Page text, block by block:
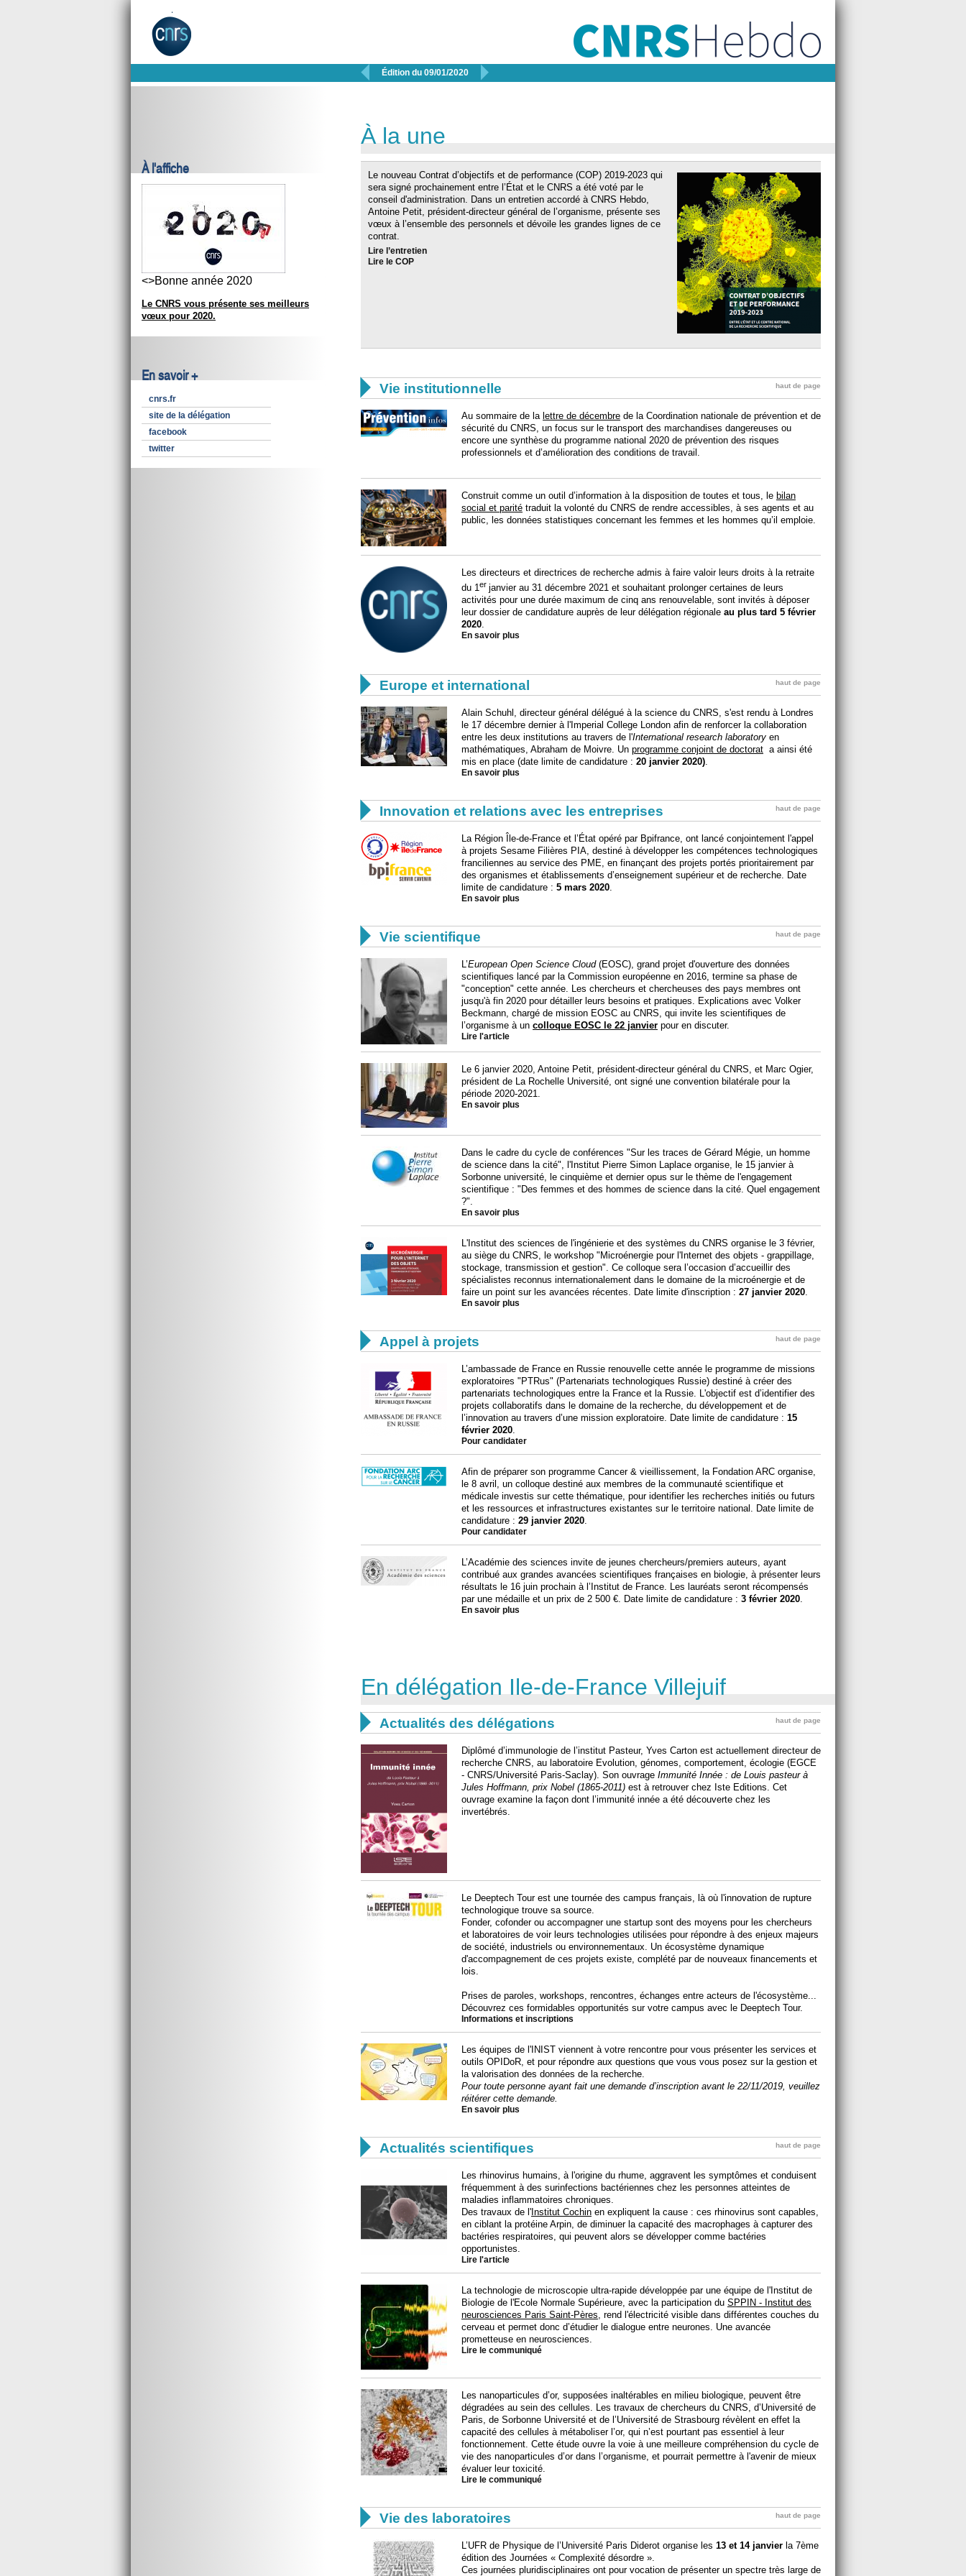
 Édition du 09/01/2020 
À l'affiche
<>Bonne année 2020
Le CNRS vous présente ses meilleurs
vœux pour 2020.
En savoir +
cnrs.fr
site de la délégation
facebook
twitter
À la une
Le nouveau Contrat d’objectifs et de performance (COP) 2019-2023 qui
sera signé prochainement entre l’État et le CNRS a été voté par le
conseil d'administration. Dans un entretien accordé à CNRS Hebdo,
Antoine Petit, président-directeur général de l’organisme, présente ses
vœux à l’ensemble des personnels et dévoile les grandes lignes de ce
contrat.
Lire l’entretien
Lire le COP
 Vie institutionnelle haut de page
Au sommaire de la lettre de décembre de la Coordination nationale de prévention et de
sécurité du CNRS, un focus sur le transport des marchandises dangereuses ou
encore une synthèse du programme national 2020 de prévention des risques
professionnels et d’amélioration des conditions de travail.
Construit comme un outil d’information à la disposition de toutes et tous, le bilan
social et parité traduit la volonté du CNRS de rendre accessibles, à ses agents et au
public, les données statistiques concernant les femmes et les hommes qu’il emploie.
Les directeurs et directrices de recherche admis à faire valoir leurs droits à la retraite
du 1er janvier au 31 décembre 2021 et souhaitant prolonger certaines de leurs
activités pour une durée maximum de cinq ans renouvelable, sont invités à déposer
leur dossier de candidature auprès de leur délégation régionale au plus tard 5 février
2020.
En savoir plus
 Europe et international haut de page
Alain Schuhl, directeur général délégué à la science du CNRS, s'est rendu à Londres
le 17 décembre dernier à l'Imperial College London afin de renforcer la collaboration
entre les deux institutions au travers de l'International research laboratory en
mathématiques, Abraham de Moivre. Un programme conjoint de doctorat a ainsi été
mis en place (date limite de candidature : 20 janvier 2020).
En savoir plus
 Innovation et relations avec les entreprises haut de page
La Région Île-de-France et l’État opéré par Bpifrance, ont lancé conjointement l'appel
à projets Sesame Filières PIA, destiné à développer les compétences technologiques
franciliennes au service des PME, en finançant des projets portés prioritairement par
des organismes et établissements d’enseignement supérieur et de recherche. Date
limite de candidature : 5 mars 2020.
En savoir plus
 Vie scientifique haut de page
L’European Open Science Cloud(EOSC), grand projet d'ouverture des données
scientifiques lancé par la Commission européenne en 2016, termine sa phase de
"conception" cette année. Les chercheurs et chercheuses des pays membres ont
jusqu'à fin 2020 pour détailler leurs besoins et pratiques. Explications avec Volker
Beckmann, chargé de mission EOSC au CNRS, qui invite les scientifiques de
l’organisme à un colloque EOSC le 22 janvier pour en discuter.
Lire l'article
Le 6 janvier 2020, Antoine Petit, président-directeur général du CNRS, et Marc Ogier,
président de La Rochelle Université, ont signé une convention bilatérale pour la
période 2020-2021.
En savoir plus
Dans le cadre du cycle de conférences "Sur les traces de Gérard Mégie, un homme
de science dans la cité", l'Institut Pierre Simon Laplace organise, le 15 janvier à
Sorbonne université, le cinquième et dernier opus sur le thème de l'engagement
scientifique : "Des femmes et des hommes de science dans la cité. Quel engagement
?".
En savoir plus
L'Institut des sciences de l'ingénierie et des systèmes du CNRS organise le 3 février,
au siège du CNRS, le workshop "Microénergie pour l'Internet des objets - grappillage,
stockage, transmission et gestion". Ce colloque sera l’occasion d’accueillir des
spécialistes reconnus internationalement dans le domaine de la microénergie et de
faire un point sur les avancées récentes. Date limite d'inscription : 27 janvier 2020.
En savoir plus
 Appel à projets haut de page
L’ambassade de France en Russie renouvelle cette année le programme de missions
exploratoires "PTRus" (Partenariats technologiques Russie) destiné à créer des
partenariats technologiques entre la France et la Russie. L'objectif est d’identifier des
projets collaboratifs dans le domaine de la recherche, du développement et de
l’innovation au travers d’une mission exploratoire. Date limite de candidature : 15
février 2020.
Pour candidater
Afin de préparer son programme Cancer & vieillissement, la Fondation ARC organise,
le 8 avril, un colloque destiné aux membres de la communauté scientifique et
médicale investis sur cette thématique, pour identifier les recherches initiés ou futurs
et les ressources et infrastructures existantes sur le territoire national. Date limite de
candidature : 29 janvier 2020.
Pour candidater
L’Académie des sciences invite de jeunes chercheurs/premiers auteurs, ayant
contribué aux grandes avancées scientifiques françaises en biologie, à présenter leurs
résultats le 16 juin prochain à l’Institut de France. Les lauréats seront récompensés
par une médaille et un prix de 2 500 €. Date limite de candidature : 3 février 2020.
En savoir plus
En délégation Ile-de-France Villejuif
 Actualités des délégations haut de page
Diplômé d’immunologie de l’institut Pasteur, Yves Carton est actuellement directeur de
recherche CNRS, au laboratoire Evolution, génomes, comportement, écologie (EGCE
- CNRS/Université Paris-Saclay). Son ouvrage Immunité Innée : de Louis pasteur à
Jules Hoffmann, prix Nobel (1865-2011) est à retrouver chez Iste Editions. Cet
ouvrage examine la façon dont l’immunité innée a été découverte chez les
invertébrés.
Le Deeptech Tour est une tournée des campus français, là où l'innovation de rupture
technologique trouve sa source.
Fonder, cofonder ou accompagner une startup sont des moyens pour les chercheurs
et laboratoires de voir leurs technologies utilisées pour répondre à des enjeux majeurs
de société, industriels ou environnementaux. Un écosystème dynamique
d'accompagnement de ces projets existe, complété par de nouveaux financements et
lois.
Prises de paroles, workshops, rencontres, échanges entre acteurs de l'écosystème...
Découvrez ces formidables opportunités sur votre campus avec le Deeptech Tour.
Informations et inscriptions
​Les équipes de l'INIST viennent à votre rencontre pour vous présenter les services et
outils OPIDoR, et pour répondre aux questions que vous vous posez sur la gestion et
la valorisation des données de la recherche.
Pour toute personne ayant fait une demande d’inscription avant le 22/11/2019, veuillez
réitérer cette demande.
En savoir plus
 Actualités scientifiques haut de page
Les rhinovirus humains, à l'origine du rhume, aggravent les symptômes et conduisent
fréquemment à des surinfections bactériennes chez les personnes atteintes de
maladies inflammatoires chroniques.
Des travaux de l' Institut Cochin en expliquent la cause : ces rhinovirus sont capables,
en ciblant la protéine Arpin, de diminuer la capacité des macrophages à capturer des
bactéries respiratoires, qui peuvent alors se développer comme bactéries
opportunistes.
Lire l'article
La technologie de microscopie ultra-rapide développée par une équipe de l'Institut de
Biologie de l'Ecole Normale Supérieure, avec la participation du SPPIN - Institut des
neurosciences Paris Saint-Pères, rend l'électricité visible dans différentes couches du
cerveau et permet donc d’étudier le dialogue entre neurones. Une avancée
prometteuse en neurosciences.
Lire le communiqué
Les nanoparticules d’or, supposées inaltérables en milieu biologique, peuvent être
dégradées au sein des cellules. Les travaux de chercheurs du CNRS, d’Université de
Paris, de Sorbonne Université et de l’Université de Strasbourg révèlent en effet la
capacité des cellules à métaboliser l’or, qui n’est pourtant pas essentiel à leur
fonctionnement. Cette étude ouvre la voie à une meilleure compréhension du cycle de
vie des nanoparticules d’or dans l’organisme, et pourrait permettre à l'avenir de mieux
évaluer leur toxicité.
Lire le communiqué
 Vie des laboratoires haut de page
L’UFR de Physique de l’Université Paris Diderot organise les 13 et 14 janvier la 7ème
édition des Journées « Complexité désordre ».
Ces journées pluridisciplinaires ont pour vocation de présenter un spectre très large de